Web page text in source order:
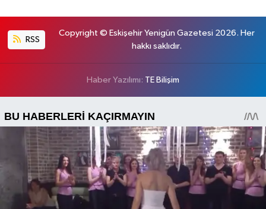
RSS
Copyright © Eskişehir Yenigün Gazetesi 2026. Her
hakkı saklıdır.
Haber Yazılımı: TE Bilişim